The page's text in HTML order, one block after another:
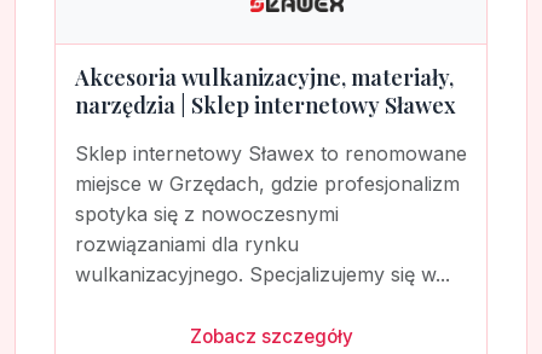
Akcesoria wulkanizacyjne, materiały,
narzędzia | Sklep internetowy Sławex
Sklep internetowy Sławex to renomowane
miejsce w Grzędach, gdzie profesjonalizm
spotyka się z nowoczesnymi
rozwiązaniami dla rynku
wulkanizacyjnego. Specjalizujemy się w...
Zobacz szczegóły